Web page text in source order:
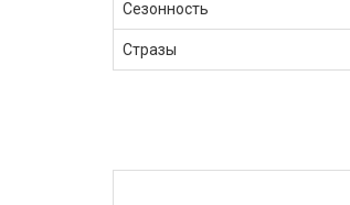
Сезонность
Стразы